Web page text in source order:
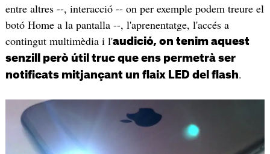
entre altres --, interacció -- on per exemple podem treure el
botó Home a la pantalla --, l'aprenentatge, l'accés a
contingut multimèdia i l'audició, on tenim aquest
senzill però útil truc que ens permetrà ser
notificats mitjançant un flaix LED del flash.